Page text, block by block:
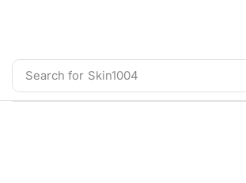
Search for Skin1004